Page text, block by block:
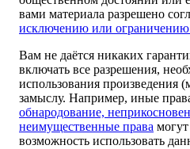
вами материала разрешено
исключению или ограничению
Вам не даётся никаких
включать все разрешения,
использования произведения
замыслу. Например, иные
обнародование,
неимущественные права
возможность использовать